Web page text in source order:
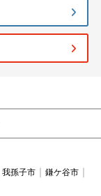
我孫子市
鎌ケ谷市